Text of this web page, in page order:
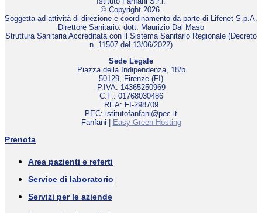
© Copyright 2026.
Soggetta ad attività di direzione e coordinamento da parte di Lifenet S.p.A.
Direttore Sanitario: dott. Maurizio Dal Maso
Struttura Sanitaria Accreditata con il Sistema Sanitario Regionale (Decreto
n. 11507 del 13/06/2022)
Sede Legale
Piazza della Indipendenza, 18/b
50129, Firenze (FI)
P.IVA: 14365250969
C.F.: 01768030486
REA: FI-298709
PEC: istitutofanfani@pec.it
Fanfani | Easy Green Hosting
Prenota
Area pazienti e referti
Service di laboratorio
Servizi per le aziende